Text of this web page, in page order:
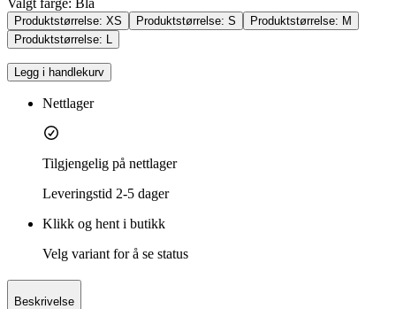
Valgt farge: Blå
Produktstørrelse: XS Produktstørrelse: S Produktstørrelse: M
Produktstørrelse: L
Legg i handlekurv
Nettlager
Tilgjengelig på nettlager
Leveringstid 2-5 dager
Klikk og hent i butikk
Velg variant for å se status
Beskrivelse